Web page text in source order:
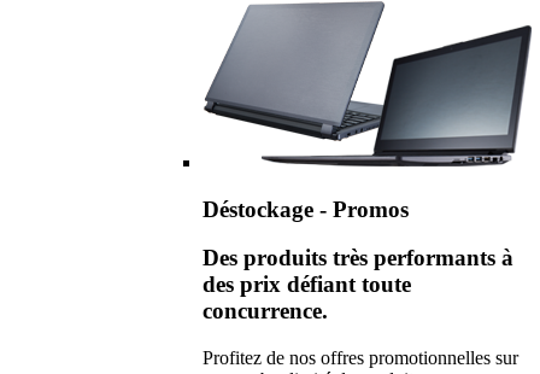
Déstockage - Promos
Des produits très performants à
des prix défiant toute
concurrence.
Profitez de nos offres promotionnelles sur